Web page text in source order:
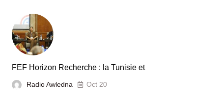
FEF Horizon Recherche : la Tunisie et
Radio Awledna Oct 20